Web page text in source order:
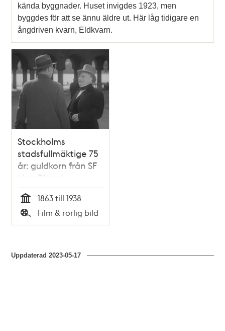
kända byggnader. Huset invigdes 1923, men
byggdes för att se ännu äldre ut. Här låg tidigare en
ångdriven kvarn, Eldkvarn.
Stockholms
stadsfullmäktige 75
år: guldkorn från SF
Herr Blanche
kommer till stan
1938
Tid
1863 till 1938
Typ
Film & rörlig bild
Uppdaterad2023-05-17